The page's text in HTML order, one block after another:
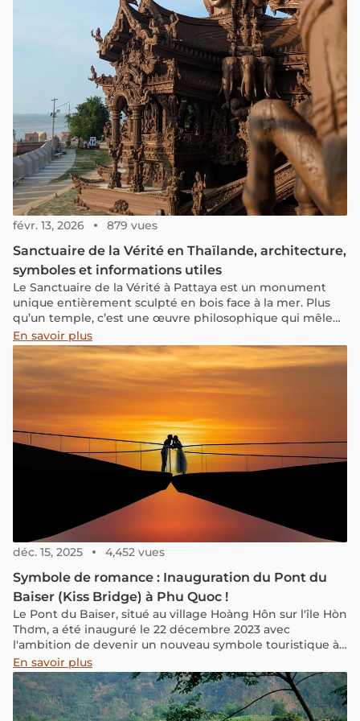
févr. 13, 2026 879 vues
Sanctuaire de la Vérité en Thaïlande, architecture,
symboles et informations utiles
Le Sanctuaire de la Vérité à Pattaya est un monument
unique entièrement sculpté en bois face à la mer. Plus
qu’un temple, c’est une œuvre philosophique qui mêle
art, spiritualité et traditions asiatiques. Découvrez
comment se déroule la visite et pourquoi ce lieu reste
l’un des plus marquants de la région.
En savoir plus
déc. 15, 2025 4,452 vues
Symbole de romance : Inauguration du Pont du
Baiser (Kiss Bridge) à Phu Quoc !
Le Pont du Baiser, situé au village Hoàng Hôn sur l'île Hòn
Thơm, a été inauguré le 22 décembre 2023 avec
l'ambition de devenir un nouveau symbole touristique à
Phú Quốc, au Vietnam.
En savoir plus